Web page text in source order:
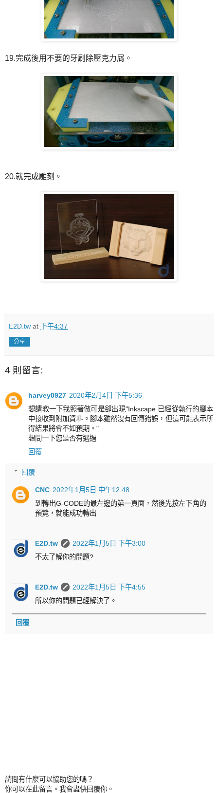
19.完成後用不要的牙刷除壓克力屑。
20.就完成雕刻。
E2D.tw at 下午4:37
分享
4 則留言:
harvey0927 2020年2月4日 下午5:36
想請教一下我照著做可是卻出現"Inkscape 已經從執行的腳本
中接收到附加資料。腳本雖然沒有回傳錯誤，但這可能表示所
得結果將會不如預期。"
想問一下您是否有遇過
回覆
回覆
CNC 2022年1月5日 中午12:48
到轉出G-CODE的最左邊的第一頁面，然後先按左下角的
預覽，就能成功轉出
E2D.tw
2022年1月5日 下午3:00
不太了解你的問題?
E2D.tw
2022年1月5日 下午4:55
所以你的問題已經解決了。
回覆
請問有什麼可以協助您的嗎？
你可以在此留言。我會盡快回覆你。